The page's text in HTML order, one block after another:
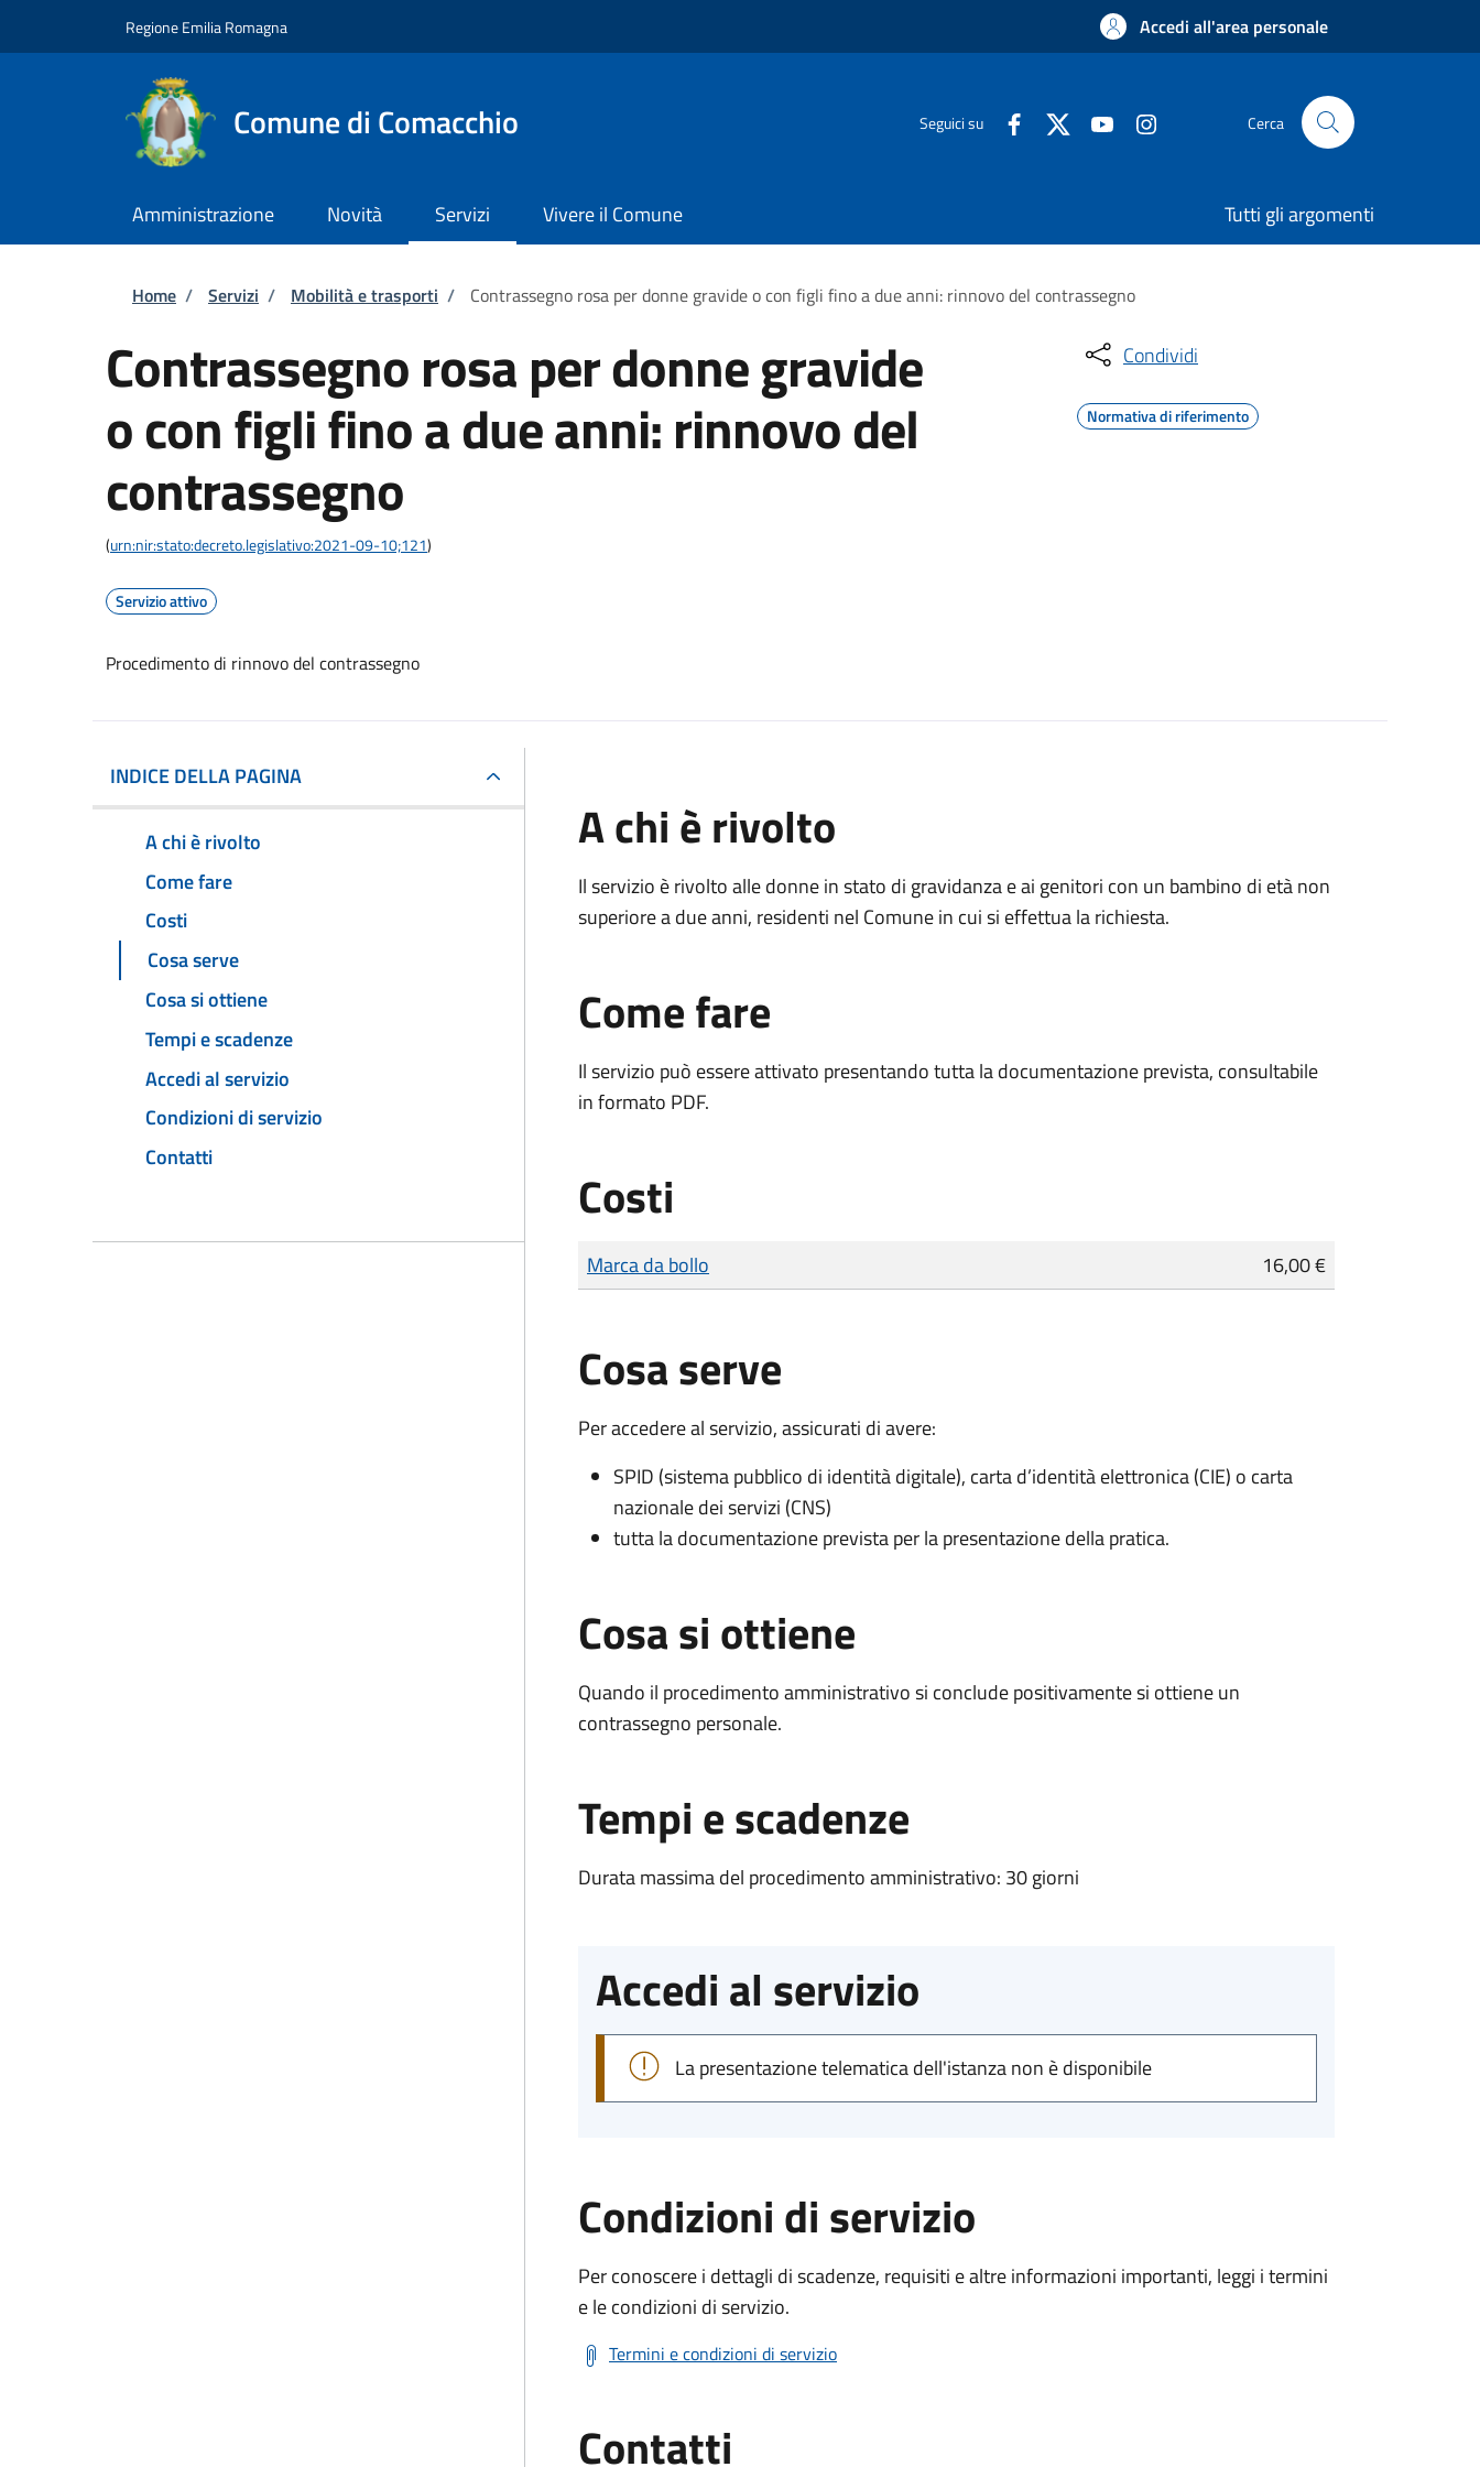
Regione Emilia Romagna Accedi all'area personale
Comune di Comacchio Seguici su Cerca
Amministrazione Novità Servizi Vivere il Comune Tutti gli argomenti
Briciole di pane
Home / Servizi / Mobilità e trasporti / Contrassegno rosa per donne gravide o con figli fino a due anni: rinnovo del contrassegno
Contrassegno rosa per donne gravide
o con figli fino a due anni: rinnovo del
contrassegno
(urn:nir:stato:decreto.legislativo:2021-09-10;121)
Servizio attivo
Procedimento di rinnovo del contrassegno
Condividi
Normativa di riferimento
INDICE DELLA PAGINA
A chi è rivolto
Come fare
Costi
Cosa serve
Cosa si ottiene
Tempi e scadenze
Accedi al servizio
Condizioni di servizio
Contatti
A chi è rivolto
Il servizio è rivolto alle donne in stato di gravidanza e ai genitori con un bambino di età non
superiore a due anni, residenti nel Comune in cui si effettua la richiesta.
Come fare
Il servizio può essere attivato presentando tutta la documentazione prevista, consultabile
in formato PDF.
Costi
Tipo di pagamento
Importo
Marca da bollo 16,00 €
Cosa serve
Per accedere al servizio, assicurati di avere:
SPID (sistema pubblico di identità digitale), carta d’identità elettronica (CIE) o carta
nazionale dei servizi (CNS)
tutta la documentazione prevista per la presentazione della pratica.
Cosa si ottiene
Quando il procedimento amministrativo si conclude positivamente si ottiene un
contrassegno personale.
Tempi e scadenze
Durata massima del procedimento amministrativo: 30 giorni
Accedi al servizio
La presentazione telematica dell'istanza non è disponibile
Condizioni di servizio
Per conoscere i dettagli di scadenze, requisiti e altre informazioni importanti, leggi i termini
e le condizioni di servizio.
Termini e condizioni di servizio
Contatti